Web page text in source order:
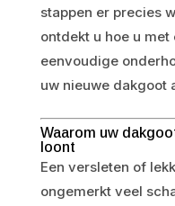
stappen er precies
ontdekt u hoe u
eenvoudige
uw nieuwe dakgoot
Waarom uw
loont
Een versleten of
ongemerkt veel